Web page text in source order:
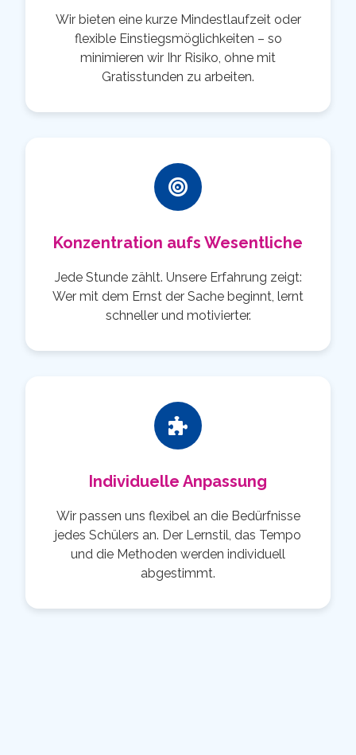
Wir bieten eine kurze Mindestlaufzeit oder
flexible Einstiegsmöglichkeiten – so
minimieren wir Ihr Risiko, ohne mit
Gratisstunden zu arbeiten.
Konzentration aufs Wesentliche
Jede Stunde zählt. Unsere Erfahrung zeigt:
Wer mit dem Ernst der Sache beginnt, lernt
schneller und motivierter.
Individuelle Anpassung
Wir passen uns flexibel an die Bedürfnisse
jedes Schülers an. Der Lernstil, das Tempo
und die Methoden werden individuell
abgestimmt.